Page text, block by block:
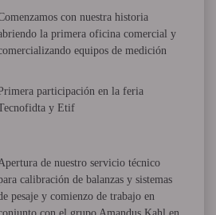
con nuestra historia
la primera oficina comercial y
equipos de medición
participación en la feria
y Etif
de nuestro servicio técnico
calibración de balanzas y sistemas
pesaje y comienzo de trabajo en